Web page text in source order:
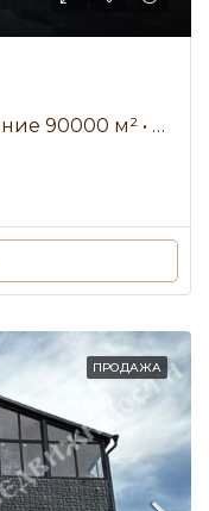
Производственное помещение 90000 м² • улица Ворошилова • Продажа
ПРОДАЖА